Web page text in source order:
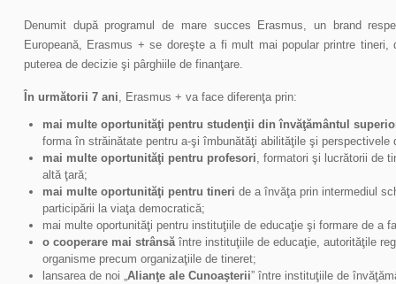
Denumit după programul de mare succes Erasmus, un brand
Europeană, Erasmus + se doreşte a fi mult mai popular printre
puterea de decizie şi pârghiile de finanţare.
În următorii 7 ani, Erasmus + va face diferenţa prin:
mai multe oportunităţi pentru studenţii din învăţământul
forma în străinătate pentru a-şi îmbunătăţi abilităţile şi perspectivele
mai multe oportunităţi pentru profesori, formatori şi lucrătorii de
altă ţară;
mai multe oportunităţi pentru tineri de a învăţa prin intermediul
participării la viaţa democratică;
mai multe oportunităţi pentru instituţiile de educaţie şi formare de a
o cooperare mai strânsăîntre instituţiile de educaţie, autorităţile
organisme precum organizaţiile de tineret;
lansarea de noi „Alianţe ale Cunoaşterii” între instituţiile de